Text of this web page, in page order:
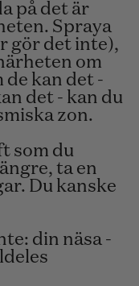
på det är
Spraya
gör det inte),
om
de kan det -
det - kan du
zon.
som du
ta en
Du kanske
din näsa -